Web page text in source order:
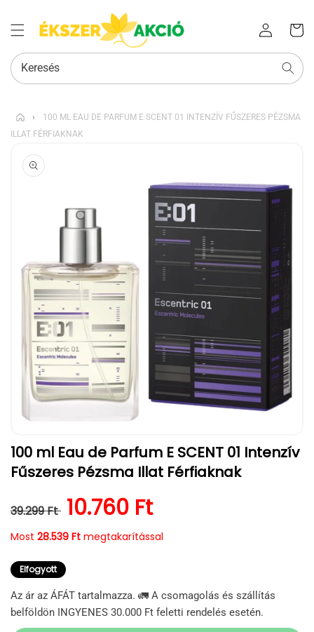
Bejelentkezés
kosara
Keresés
›
100 ML EAU DE PARFUM E SCENT 01 INTENZÍV FŰSZERES PÉZSMA
ILLAT FÉRFIAKNAK
UGRÁS A
TERMÉKADATOKRA
médiafájl
megnyitása
a
100 ml Eau de Parfum E SCENT 01 Intenzív
Fűszeres Pézsma Illat Férfiaknak
Normál ár
39.299 Ft Kedvezményes ár
10.760 Ft
Most 28.539 Ft megtakarítással
Elfogyott
Az ár az ÁFÁT tartalmazza. 🚛 A csomagolás és szállítás
belföldön INGYENES 30.000 Ft feletti rendelés esetén.